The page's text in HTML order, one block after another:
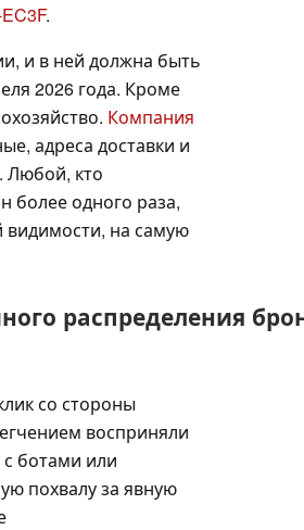
.
и в ней должна быть
2026 года. Кроме
Компания
адреса доставки и
Любой, кто
более одного раза,
видимости, на самую
распределения
со стороны
восприняли
с ботами или
похвалу за явную